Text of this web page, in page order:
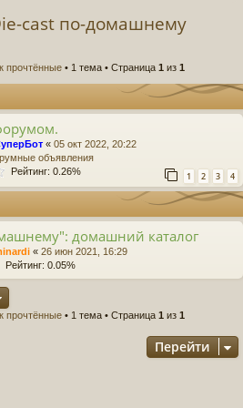
cast по-домашнему
прочтённые• 1 тема • Страница 1из 1
« 05 окт 2022, 20:22
объявления
1 2 3 4
Рейтинг: 0.26%
домашний каталог
« 26 июн 2021, 16:29
Рейтинг: 0.05%
прочтённые• 1 тема • Страница 1 из 1
Перейти